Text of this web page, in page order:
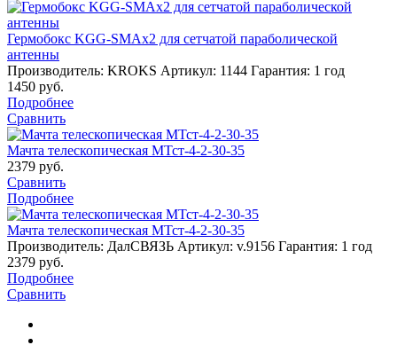
Гермобокс KGG-SMAx2 для сетчатой параболической
антенны
Производитель: KROKS Артикул: 1144 Гарантия: 1 год
1450 руб.
Подробнее
Сравнить
Мачта телескопическая МТст-4-2-30-35
2379 руб.
Сравнить
Подробнее
Мачта телескопическая МТст-4-2-30-35
Производитель: ДалСВЯЗЬ Артикул: v.9156 Гарантия: 1 год
2379 руб.
Подробнее
Сравнить